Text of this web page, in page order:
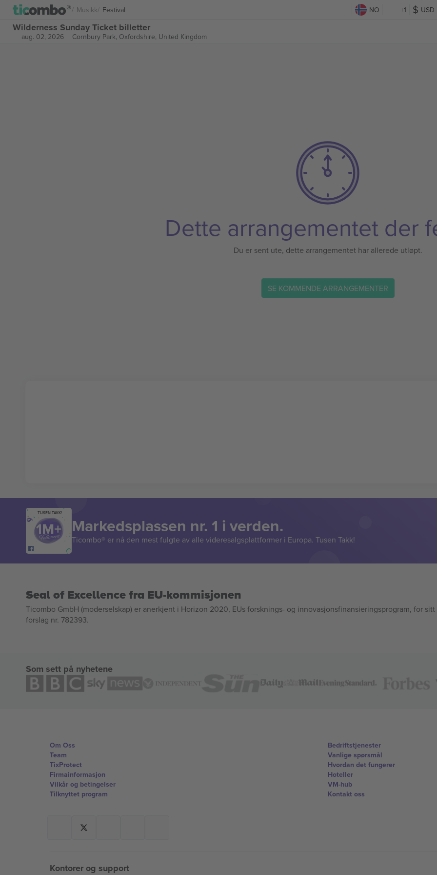
Musikk Festival NO +1 USD
Wilderness Sunday Ticket billetter
aug. 02, 2026 Cornbury Park, Oxfordshire, United Kingdom
Dette arrangementet der
Du er sent ute, dette arrangementet har allerede utløpt.
SE KOMMENDE ARRANGEMENTER
TUSEN TAKK!
Markedsplassen nr. 1 i verden.
Ticombo® er nå den mest fulgte av alle videresalgsplattformer i Europa. Tusen Takk!
Seal of Excellence fra EU-kommisjonen
Ticombo GmbH (moderselskap) er anerkjent i Horizon 2020, EUs forsknings- og innovasjonsfinansieringsprogram, for sitt
forslag nr. 782393.
Som sett på nyhetene
Om Oss
Team
TixProtect
Firmainformasjon
Vilkår og betingelser
Tilknyttet program
Bedriftstjenester
Vanlige spørsmål
Hvordan det fungerer
Hoteller
VM-hub
Kontakt oss
Kontorer og support